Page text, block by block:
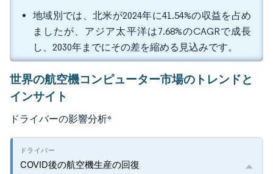
地域別では、北米が2024年に41.54%の収益を占め
ましたが、アジア太平洋は7.68%のCAGRで成長
し、2030年までにその差を縮める見込みです。
世界の航空機コンピューター市場のトレンドと
インサイト
ドライバーの影響分析*
COVID後の航空機生産の回復